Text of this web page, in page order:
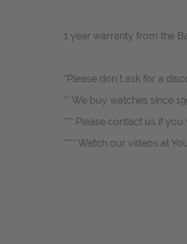
1 year warranty from the
*Please don`t ask for a
** We buy watches since
*** Please contact us if
**** Watch our videos at